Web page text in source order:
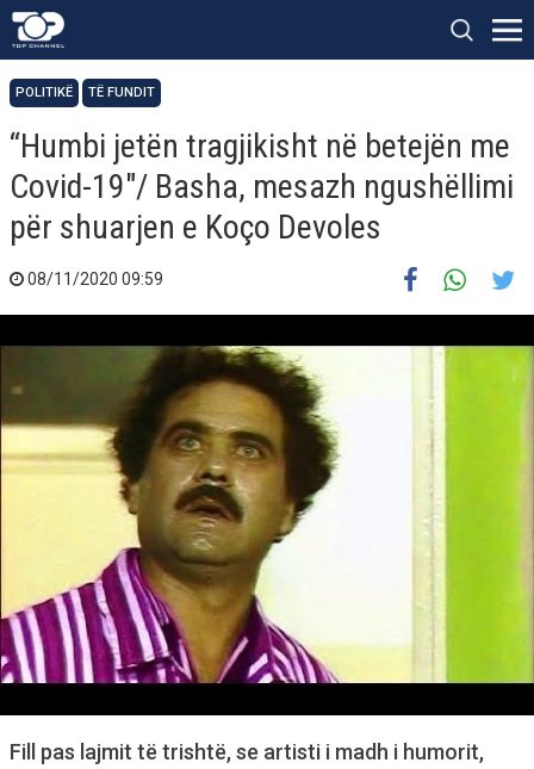
POLITIKË TË FUNDIT
“Humbi jetën tragjikisht në betejën me
Covid-19″/ Basha, mesazh ngushëllimi
për shuarjen e Koço Devoles
08/11/2020 09:59
Fill pas lajmit të trishtë, se artisti i madh i humorit,